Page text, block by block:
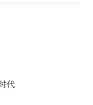
代